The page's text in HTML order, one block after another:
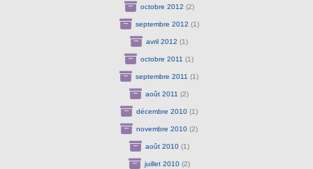
octobre 2012 (2)
septembre 2012 (1)
avril 2012 (1)
octobre 2011 (1)
septembre 2011 (1)
août 2011 (2)
décembre 2010 (1)
novembre 2010 (2)
août 2010(1)
juillet 2010(2)